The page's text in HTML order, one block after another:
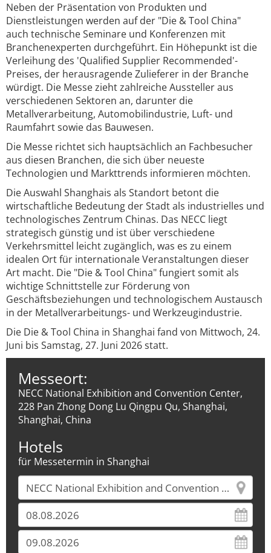
Neben der Präsentation von Produkten und
Dienstleistungen werden auf der "Die & Tool China"
auch technische Seminare und Konferenzen mit
Branchenexperten durchgeführt. Ein Höhepunkt ist die
Verleihung des 'Qualified Supplier Recommended'-
Preises, der herausragende Zulieferer in der Branche
würdigt. Die Messe zieht zahlreiche Aussteller aus
verschiedenen Sektoren an, darunter die
Metallverarbeitung, Automobilindustrie, Luft- und
Raumfahrt sowie das Bauwesen.
Die Messe richtet sich hauptsächlich an Fachbesucher
aus diesen Branchen, die sich über neueste
Technologien und Markttrends informieren möchten.
Die Auswahl Shanghais als Standort betont die
wirtschaftliche Bedeutung der Stadt als industrielles und
technologisches Zentrum Chinas. Das NECC liegt
strategisch günstig und ist über verschiedene
Verkehrsmittel leicht zugänglich, was es zu einem
idealen Ort für internationale Veranstaltungen dieser
Art macht. Die "Die & Tool China" fungiert somit als
wichtige Schnittstelle zur Förderung von
Geschäftsbeziehungen und technologischem Austausch
in der Metallverarbeitungs- und Werkzeugindustrie.
Die Die & Tool China in Shanghai fand von Mittwoch, 24.
Juni bis Samstag, 27. Juni 2026 statt.
Messeort:
NECC National Exhibition and Convention Center,
228 Pan Zhong Dong Lu Qingpu Qu, Shanghai,
Shanghai, China
Hotels
für Messetermin in Shanghai